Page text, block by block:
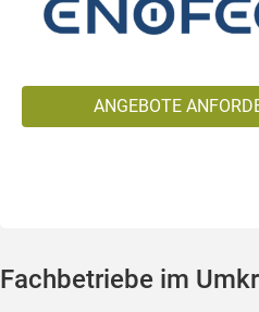
ANGEBOTE
Fachbetriebe im